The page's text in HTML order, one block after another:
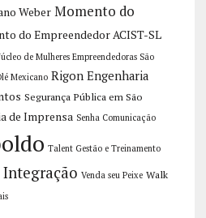
Weber Momento do
do Empreendedor ACIST-SL
de Mulheres Empreendedoras São
Mexicano Rigon Engenharia
Segurança Pública em São
de Imprensa Senha Comunicação
Talent Gestão e Treinamento
Venda seu Peixe Walk